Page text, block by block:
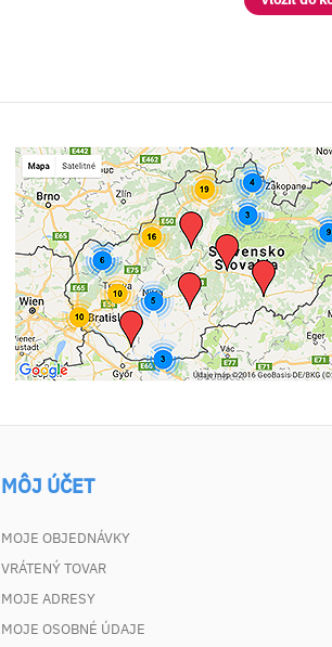
MÔJ ÚČET
MOJE OBJEDNÁVKY
VRÁTENÝ TOVAR
MOJE ADRESY
MOJE OSOBNÉ ÚDAJE